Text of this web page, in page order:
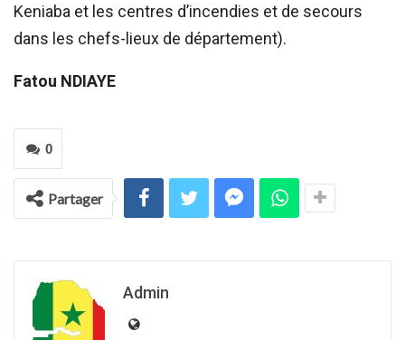
Keniaba et les centres d’incendies et de secours
dans les chefs-lieux de département).
Fatou NDIAYE
0
Partager
Admin